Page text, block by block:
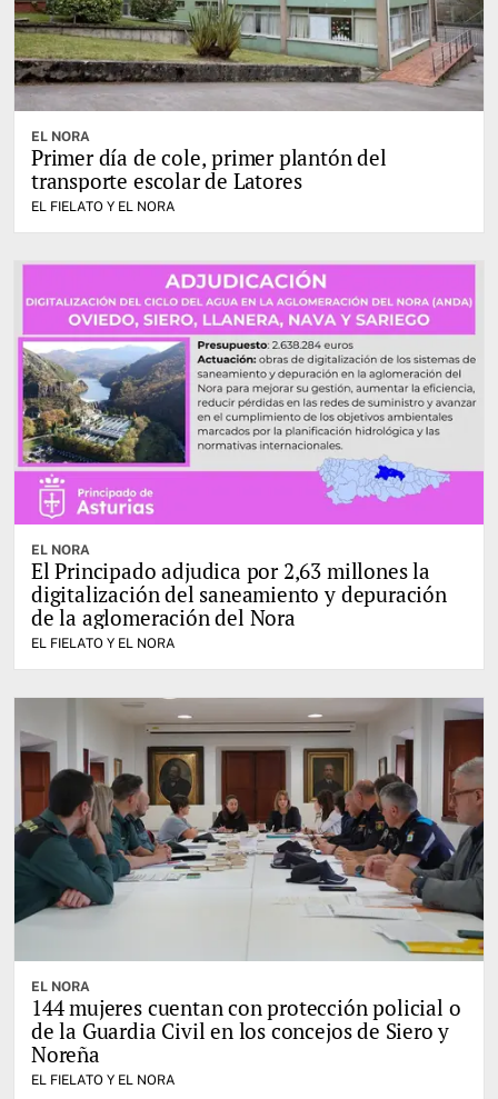
EL NORA
Primer día de cole, primer plantón del
transporte escolar de Latores
EL FIELATO Y EL NORA
EL NORA
El Principado adjudica por 2,63 millones la
digitalización del saneamiento y depuración
de la aglomeración del Nora
EL FIELATO Y EL NORA
EL NORA
144 mujeres cuentan con protección policial o
de la Guardia Civil en los concejos de Siero y
Noreña
EL FIELATO Y EL NORA